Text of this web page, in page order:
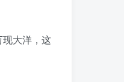
大洋，这